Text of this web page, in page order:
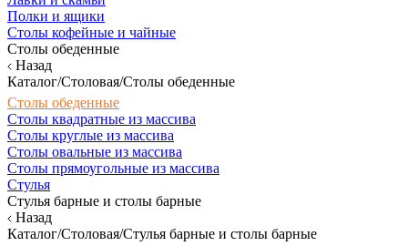
Полки и ящики
Столы кофейные и чайные
Столы обеденные
Назад
Каталог/Столовая/Столы обеденные
Столы обеденные
Столы квадратные из массива
Столы круглые из массива
Столы овальные из массива
Столы прямоугольные из массива
Стулья
Стулья барные и столы барные
Назад
Каталог/Столовая/Стулья барные и столы барные